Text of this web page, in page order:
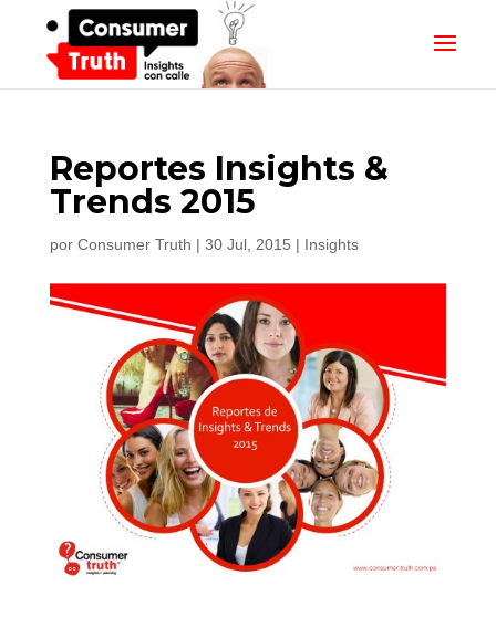
Reportes Insights &
Trends 2015
por Consumer Truth | 30 Jul, 2015 | Insights